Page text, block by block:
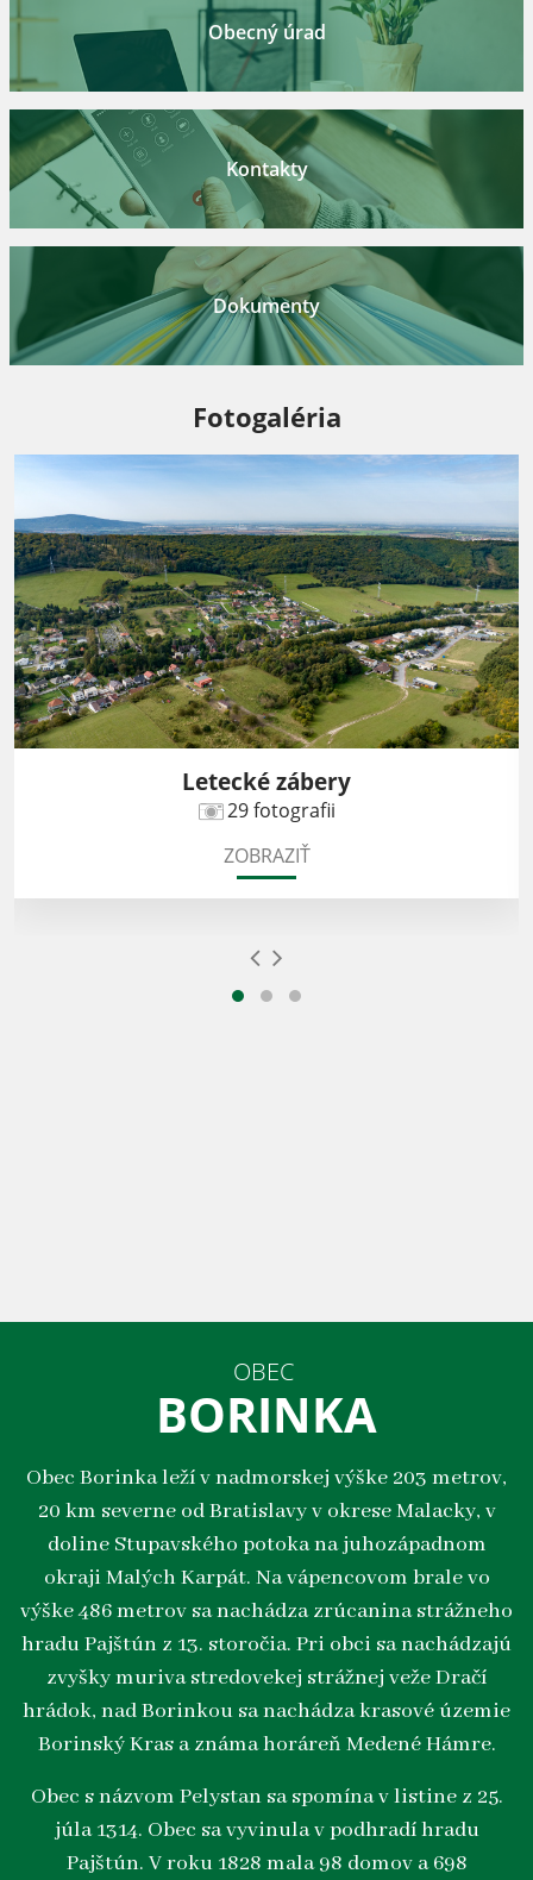
Obecný úrad
Kontakty
Dokumenty
Fotogaléria
Letecké zábery
29 fotografii
ZOBRAZIŤ
OBEC
BORINKA
Obec Borinka leží v nadmorskej výške 203 metrov,
20 km severne od Bratislavy v okrese Malacky, v
doline Stupavského potoka na juhozápadnom
okraji Malých Karpát. Na vápencovom brale vo
výške 486 metrov sa nachádza zrúcanina strážneho
hradu Pajštún z 13. storočia. Pri obci sa nachádzajú
zvyšky muriva stredovekej strážnej veže Dračí
hrádok, nad Borinkou sa nachádza krasové územie
Borinský Kras a známa horáreň Medené Hámre.
Obec s názvom Pelystan sa spomína v listine z 25.
júla 1314. Obec sa vyvinula v podhradí hradu
Pajštún. V roku 1828 mala 98 domov a 698